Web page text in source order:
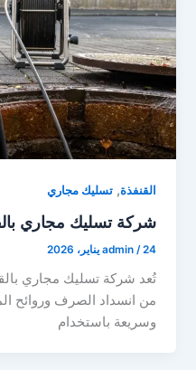
القنفذة,تسليك مجاري
شركة تسليك مجاري بالقنفذة
admin /24 يناير، 2026
تُعد شركة تسليك مجاري
من انسداد الصرف وروائح
وسريعة باستخدام